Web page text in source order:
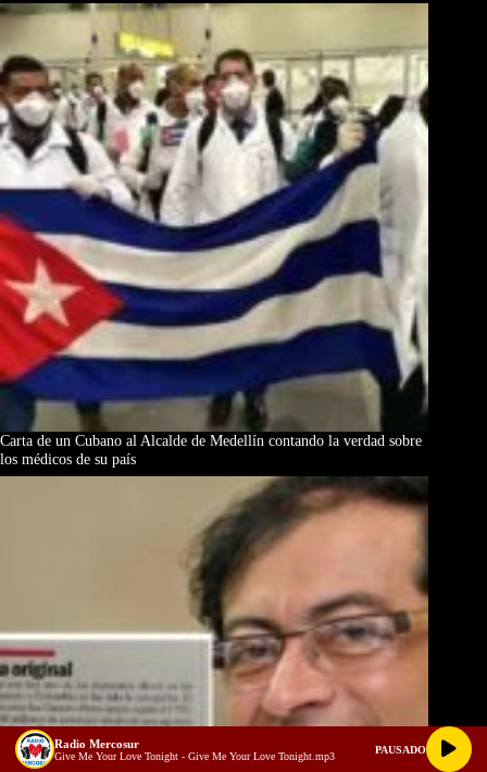
Carta de un Cubano al Alcalde de Medellín contando la verdad sobre
los médicos de su país
Radio Mercosur
Give Me Your Love Tonight - Give Me Your Love Tonight.mp3
PAUSADO